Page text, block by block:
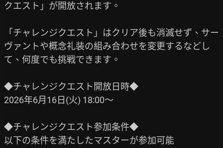
クエスト」が開放されます。
「チャレンジクエスト」はクリア後も消滅せず、サー
ヴァントや概念礼装の組み合わせを変更するなどし
て、何度でも挑戦できます。
◆チャレンジクエスト開放日時◆
2026年6月16日(火) 18:00～
◆チャレンジクエスト参加条件◆
以下の条件を満たしたマスターが参加可能